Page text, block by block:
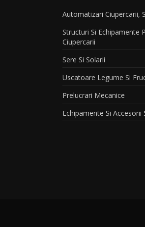
Automatizari Ciupercarii,
Structuri Si Echipamente
Ciupercarii
Sere Si Solarii
Uscatoare Legume Si
Prelucrari Mecanice
Echipamente Si Accesorii